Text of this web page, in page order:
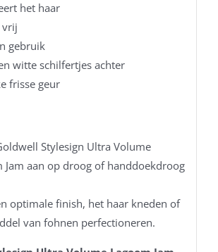
het haar
vrij
gebruik
witte schilfertjes achter
frisse geur
Stylesign Ultra Volume
Jam aan op droog of handdoekdroog
optimale finish, het haar kneden of
van fohnen perfectioneren.